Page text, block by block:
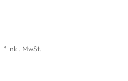
* inkl. MwSt.